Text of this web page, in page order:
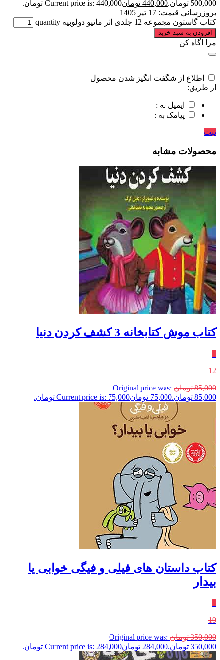
500,000 تومان. 440,000 تومانCurrent price is: 440,000 تومان.
بروزرسانی قیمت: 17 تیر 1405
کتاب گاستون مجموعه 12 جلدی اثر ماتیو دولوبیه quantity
افزودن به سبد خرید
مرا اگاه کن
اطلاع از شگفت انگیز شدن محصول
از طریق:
ایمیل به :
پیامک به :
ثبت
محصولات مشابه
کتاب موش کتابخانه 3 کشف‌ کردن‌ دنیا
12
85,000 تومان Original price was:
85,000 تومان.
75,000 تومانCurrent price is: 75,000 تومان.
کتاب داستان های فیلی و فیگی خوابی یا
بیدار
19
350,000 تومان Original price was:
350,000 تومان.
284,000 تومانCurrent price is: 284,000 تومان.